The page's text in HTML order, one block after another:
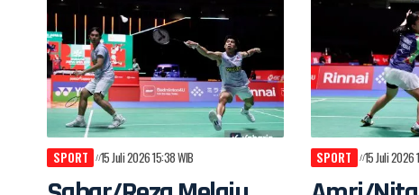
SPORT 15 Juli 2026 15:38 WIB SPORT 15 Juli 2026